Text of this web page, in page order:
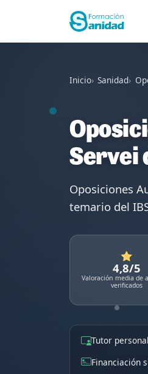
Inicio Sanidad
Servei
Oposiciones
temario del
4,8/5
Valoración media de
verificados
Tutor
Financiación